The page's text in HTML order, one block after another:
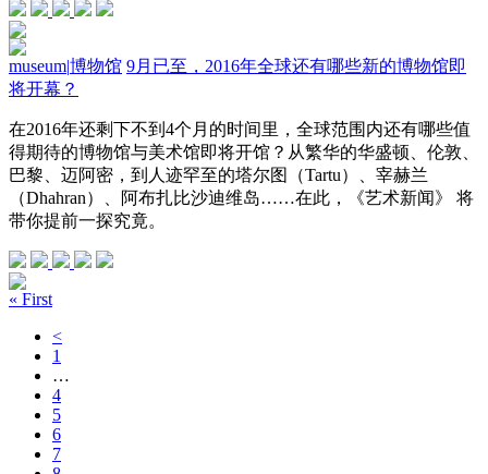
museum|博物馆 9月已至，2016年全球还有哪些新的博物馆即
将开幕？
在2016年还剩下不到4个月的时间里，全球范围内还有哪些值
得期待的博物馆与美术馆即将开馆？从繁华的华盛顿、伦敦、
巴黎、迈阿密，到人迹罕至的塔尔图（Tartu）、宰赫兰
（Dhahran）、阿布扎比沙迪维岛……在此，《艺术新闻》 将
带你提前一探究竟。
« First
<
1
…
4
5
6
7